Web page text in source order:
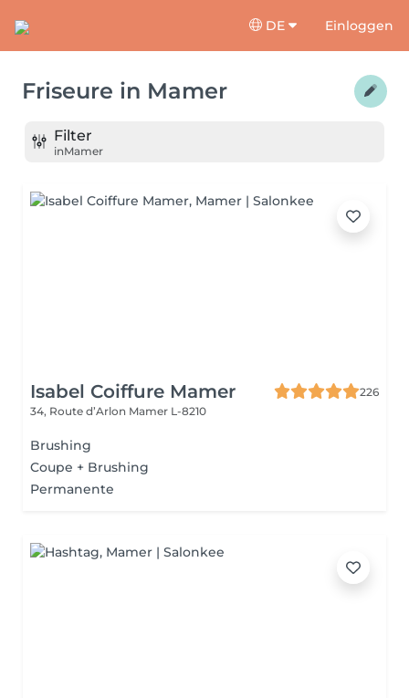
DE Einloggen
Friseure in Mamer
Filter
inMamer
Isabel Coiffure Mamer
226
34, Route d’Arlon Mamer L-8210
Brushing
Coupe + Brushing
Permanente